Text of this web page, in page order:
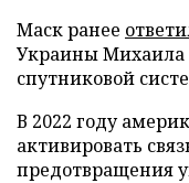
Маск ранее
Украины Михаила
спутниковой
В 2022 году
активировать
предотвращения